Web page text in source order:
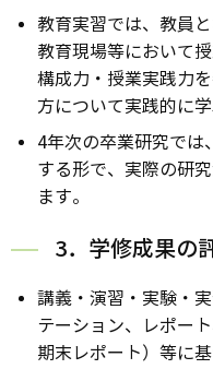
教育実習では、教員
教育現場等において
構成力・授業実践力
方について実践的に
4年次の卒業研究では
する形で、実際の研
ます。
3．学修成果の
講義・演習・実験・
テーション、レポー
期末レポート）等に